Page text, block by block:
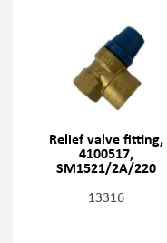
Relief valve fitting,
4100517,
SM1521/2A/220
13316